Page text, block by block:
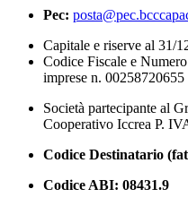
Pec:
Capitale e riserve al 31/
Codice Fiscale e
imprese n. 00258720655
Società partecipante al
Cooperativo Iccrea P.
Codice Destinatario
Codice ABI: 08431.9